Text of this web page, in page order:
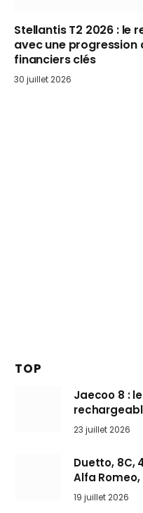
Stellantis T2 2026 : le
avec une progression
financiers clés
30 juillet 2026
TOP
Jaecoo 8 :
arrive en
23 juillet 2026
Duetto, 8C,
Alfa
l’art de
19 juillet 2026